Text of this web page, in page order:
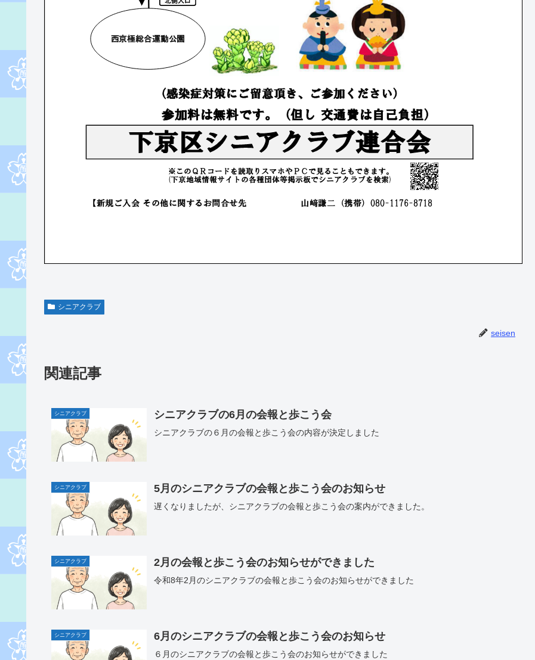
シニアクラブ
seisen
関連記事
シニアクラブ シニアクラブの6月の会報と歩こう会
シニアクラブの６月の会報と歩こう会の内容が決定しました
シニアクラブ 5月のシニアクラブの会報と歩こう会のお知らせ
遅くなりましたが、シニアクラブの会報と歩こう会の案内ができました。
シニアクラブ 2月の会報と歩こう会のお知らせができました
令和8年2月のシニアクラブの会報と歩こう会のお知らせができました
シニアクラブ 6月のシニアクラブの会報と歩こう会のお知らせ
６月のシニアクラブの会報と歩こう会のお知らせができました